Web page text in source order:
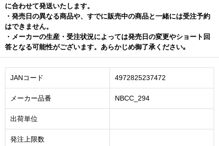
に合わせて発送いたします。
・発売日の異なる商品や、すでに販売中の商品と一緒には受注予約
はできません。
・メーカーの生産・受注状況によっては発売日の変更やショート回
答となる可能性がございます。あらかじめ御了承ください｡
JANコード 4972825237472
メーカー品番 NBCC_294
出荷単位
発注上限数